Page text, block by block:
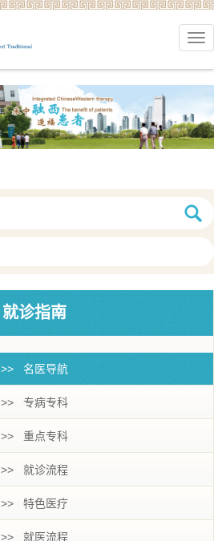
就诊指南
>> 名医导航
>> 专病专科
>> 重点专科
>> 就诊流程
>> 特色医疗
>> 就医流程